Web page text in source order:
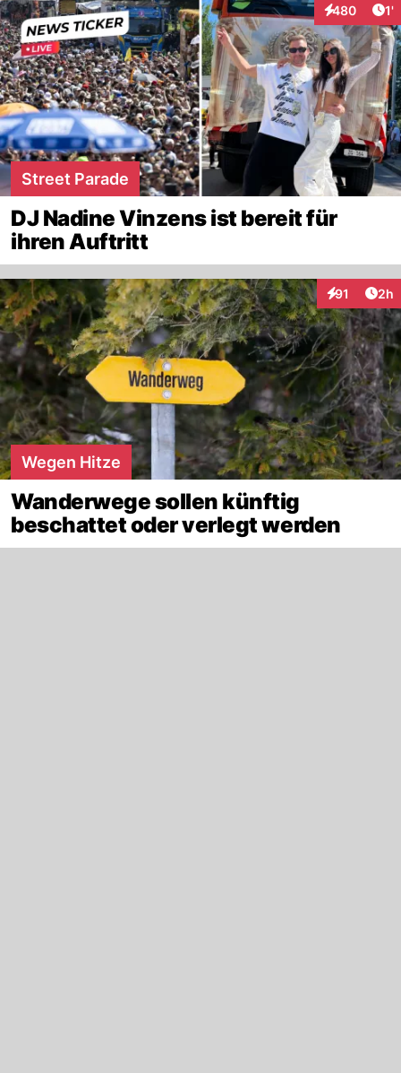
480
Interaktionen
1'
Street Parade
DJ Nadine Vinzens ist bereit für
ihren Auftritt
91
Interaktionen
2h
Wegen Hitze
Wanderwege sollen künftig
beschattet oder verlegt werden